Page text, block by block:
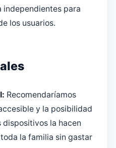
independientes para
los usuarios.
Recomendaríamos
y la posibilidad
la hacen
la familia sin gastar